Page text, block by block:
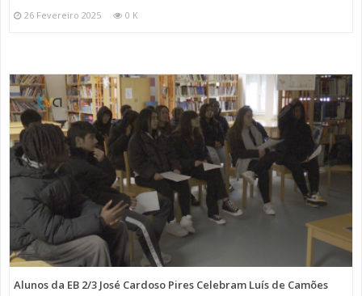
26 Fevereiro 2025 0 K
Alunos da EB 2/3 José Cardoso Pires Celebram Luís de Camões